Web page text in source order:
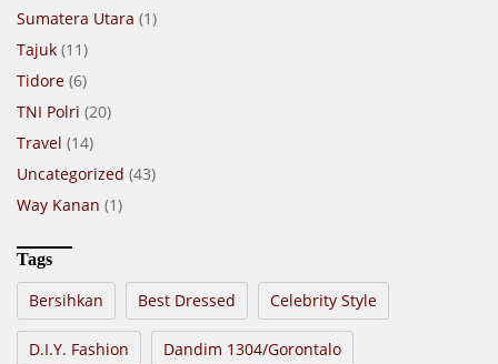
Sumatera Utara (1)
Tajuk (11)
Tidore (6)
TNI Polri (20)
Travel (14)
Uncategorized (43)
Way Kanan (1)
Tags
Bersihkan Best Dressed Celebrity Style
D.I.Y. Fashion Dandim 1304/Gorontalo